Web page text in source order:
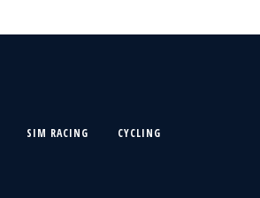
SIM RACING CYCLING